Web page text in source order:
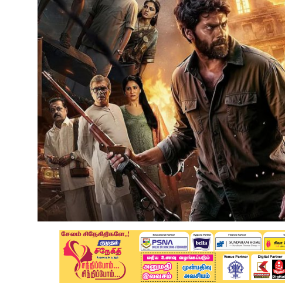
Astrology
Spirituality
Weather